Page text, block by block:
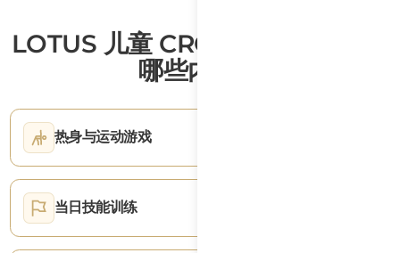
LOTUS 儿童 CROSSFIT 课程包括
哪些内容？
热身与运动游戏
当日技能训练